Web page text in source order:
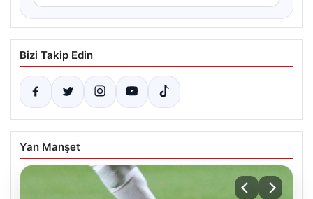
Bizi Takip Edin
Yan Manşet